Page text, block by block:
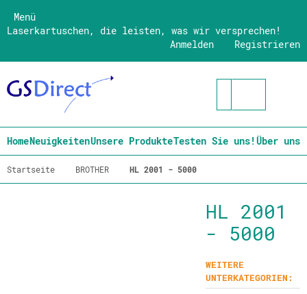
Menü
Laserkartuschen, die leisten, was wir versprechen!
Registrieren
Anmelden
HomeNeuigkeitenUnsere ProdukteTesten Sie uns!Über uns
Startseite BROTHER HL 2001 - 5000
HL 2001
- 5000
WEITERE
UNTERKATEGORIEN: